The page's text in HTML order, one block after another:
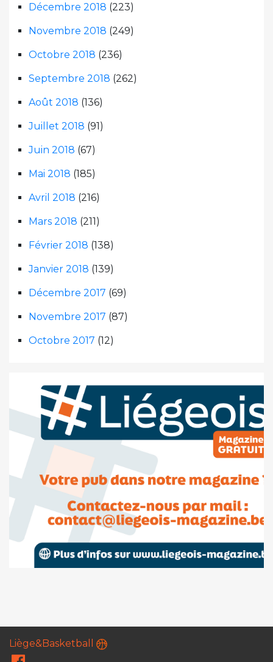
Décembre 2018 (223)
Novembre 2018 (249)
Octobre 2018 (236)
Septembre 2018 (262)
Août 2018 (136)
Juillet 2018 (91)
Juin 2018 (67)
Mai 2018 (185)
Avril 2018 (216)
Mars 2018 (211)
Février 2018 (138)
Janvier 2018 (139)
Décembre 2017 (69)
Novembre 2017 (87)
Octobre 2017 (12)
Liège&Basketball